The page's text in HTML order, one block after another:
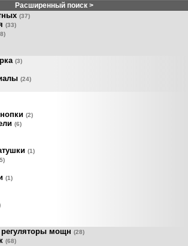
Расширенный поиск >
(37)
(33)
(3)
(24)
(2)
(6)
(1)
(1)
мощн (28)
(68)